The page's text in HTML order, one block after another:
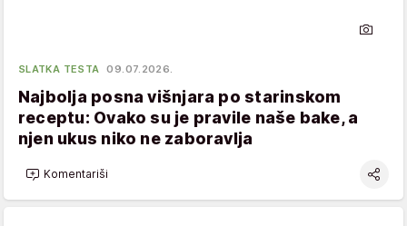
SLATKA TESTA 09.07.2026.
Najbolja posna višnjara po starinskom
receptu: Ovako su je pravile naše bake, a
njen ukus niko ne zaboravlja
Komentariši